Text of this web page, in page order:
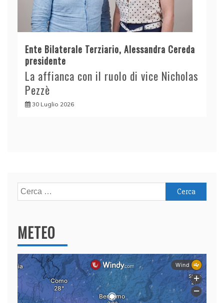
Ente Bilaterale Terziario, Alessandra Cereda
presidente
La affianca con il ruolo di vice Nicholas
Pezzè
30 Luglio 2026
Ricerca
per:
METEO